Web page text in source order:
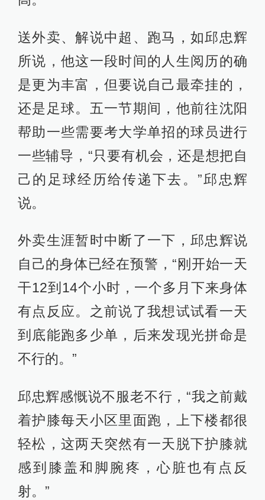
送外卖、解说中超、跑马，如邱忠辉
所说，他这一段时间的人生阅历的确
是更为丰富，但要说自己最牵挂的，
还是足球。五一节期间，他前往沈阳
帮助一些需要考大学单招的球员进行
一些辅导，“只要有机会，还是想把自
己的足球经历给传递下去。”邱忠辉
说。
外卖生涯暂时中断了一下，邱忠辉说
自己的身体已经在预警，“刚开始一天
干12到14个小时，一个多月下来身体
有点反应。之前说了我想试试看一天
到底能跑多少单，后来发现光拼命是
不行的。”
邱忠辉感慨说不服老不行，“我之前戴
着护膝每天小区里面跑，上下楼都很
轻松，这两天突然有一天脱下护膝就
感到膝盖和脚腕疼，心脏也有点反
射。”